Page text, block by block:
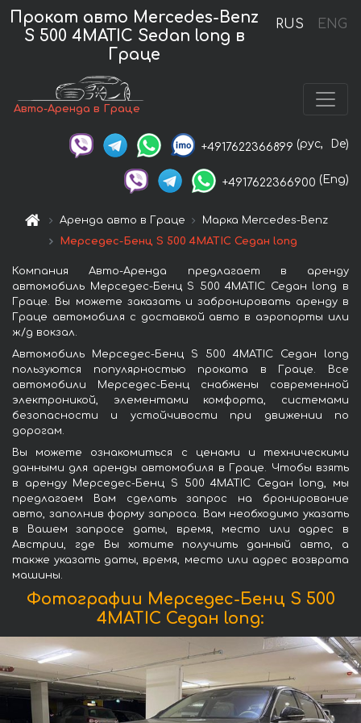
RUS ENG
Прокат авто Mercedes-Benz
S 500 4MATIC Sedan long в
Граце
Авто-Аренда в Граце
+4917622366899 (рус, De)
+4917622366900 (Eng)
Аренда авто в Граце
Марка Mercedes-Benz
Мерседес-Бенц S 500 4MATIC Седан long
Компания Авто-Аренда предлагает в аренду
автомобиль Мерседес-Бенц S 500 4MATIC Седан long в
Граце. Вы можете заказать и забронировать аренду в
Граце автомобиля с доставкой авто в аэропорты или
ж/д вокзал.
Автомобиль Мерседес-Бенц S 500 4MATIC Седан long
пользуются популярностью проката в Граце. Все
автомобили Мерседес-Бенц снабжены современной
электроникой, элементами комфорта, системами
безопасности и устойчивости при движении по
дорогам.
Вы можете ознакомиться с ценами и техническими
данными для аренды автомобиля в Граце. Чтобы взять
в аренду Мерседес-Бенц S 500 4MATIC Седан long, мы
предлагаем Вам сделать запрос на бронирование
авто, заполнив форму запроса. Вам необходимо указать
в Вашем запросе даты, время, место или адрес в
Австрии, где Вы хотите получить данный авто, а
также указать даты, время, место или адрес возврата
машины.
Фотографии Мерседес-Бенц S 500
4MATIC Седан long: